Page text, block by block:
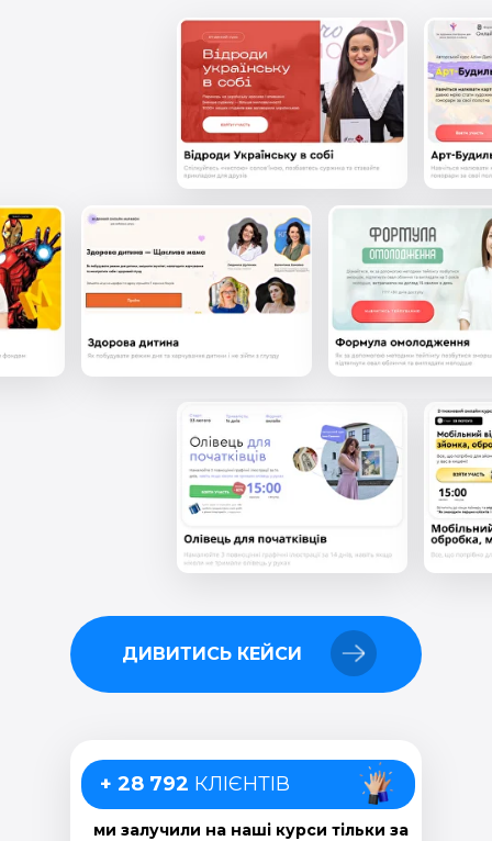
ДИВИТИСЬ КЕЙСИ
+ 28 792 КЛІЄНТІВ
ми залучили на наші курси тільки за